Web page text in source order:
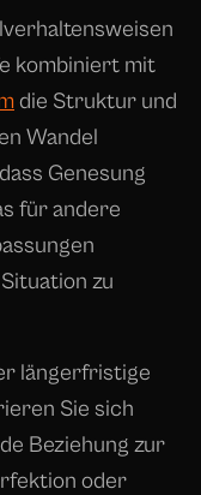
kombiniert mit
die Struktur und
Wandel
Genesung
für andere
zu
längerfristige
Sie sich
Beziehung zur
oder